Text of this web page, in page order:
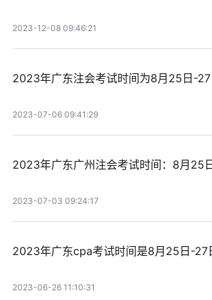
2023-12-08 09:46:21
2023年广东注会考试时间为8月25日-27
2023-07-06 09:41:29
2023年广东广州注会考试时间：8月25
2023-07-03 09:24:17
2023年广东cpa考试时间是8月25日-27
2023-06-26 11:10:31